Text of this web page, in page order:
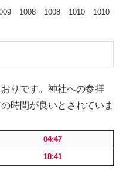
1008 1008 1010 1010
りです。神社への参拝
時間が良いとされていま
04:47
18:41